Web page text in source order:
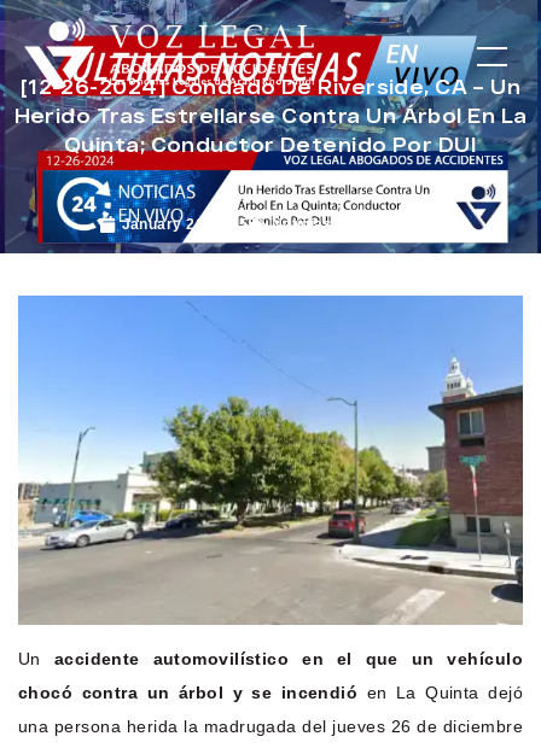
[12-26-2024] Condado De Riverside, CA – Un
Herido Tras Estrellarse Contra Un Árbol En La
Quinta; Conductor Detenido Por DUI
January 21, 2025 Noticias de Accidentes
Un accidente automovilístico en el que un vehículo
chocó contra un árbol y se incendió en La Quinta dejó
una persona herida la madrugada del jueves 26 de diciembre